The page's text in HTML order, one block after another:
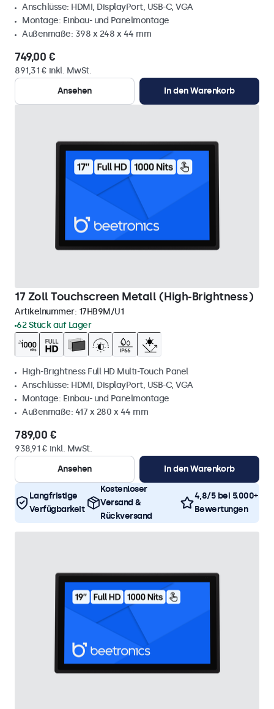
Anschlüsse: HDMI, DisplayPort, USB-C, VGA
Montage: Einbau- und Panelmontage
Außenmaße: 398 x 248 x 44 mm
749,00 €
891,31 € inkl. MwSt.
Ansehen
In den Warenkorb
17 Zoll Touchscreen Metall (High-Brightness)
Artikelnummer: 17HB9M/U1
62 Stück auf Lager
High-Brightness Full HD Multi-Touch Panel
Anschlüsse: HDMI, DisplayPort, USB-C, VGA
Montage: Einbau- und Panelmontage
Außenmaße: 417 x 280 x 44 mm
789,00 €
938,91 € inkl. MwSt.
Ansehen
In den Warenkorb
Langfristige
Verfügbarkeit
Kostenloser
Versand &
Rückversand
4,8/5 bei 5.000+
Bewertungen